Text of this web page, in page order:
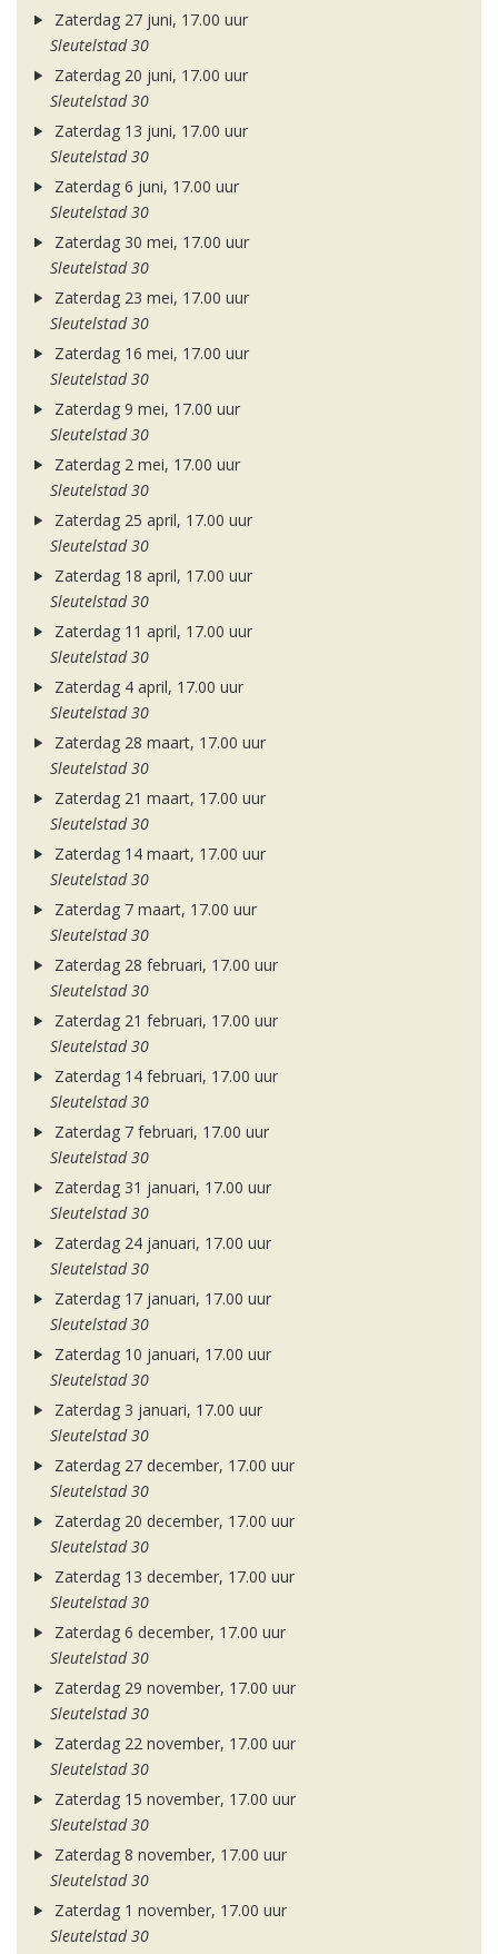
Zaterdag 27 juni, 17.00 uur
Sleutelstad 30
Zaterdag 20 juni, 17.00 uur
Sleutelstad 30
Zaterdag 13 juni, 17.00 uur
Sleutelstad 30
Zaterdag 6 juni, 17.00 uur
Sleutelstad 30
Zaterdag 30 mei, 17.00 uur
Sleutelstad 30
Zaterdag 23 mei, 17.00 uur
Sleutelstad 30
Zaterdag 16 mei, 17.00 uur
Sleutelstad 30
Zaterdag 9 mei, 17.00 uur
Sleutelstad 30
Zaterdag 2 mei, 17.00 uur
Sleutelstad 30
Zaterdag 25 april, 17.00 uur
Sleutelstad 30
Zaterdag 18 april, 17.00 uur
Sleutelstad 30
Zaterdag 11 april, 17.00 uur
Sleutelstad 30
Zaterdag 4 april, 17.00 uur
Sleutelstad 30
Zaterdag 28 maart, 17.00 uur
Sleutelstad 30
Zaterdag 21 maart, 17.00 uur
Sleutelstad 30
Zaterdag 14 maart, 17.00 uur
Sleutelstad 30
Zaterdag 7 maart, 17.00 uur
Sleutelstad 30
Zaterdag 28 februari, 17.00 uur
Sleutelstad 30
Zaterdag 21 februari, 17.00 uur
Sleutelstad 30
Zaterdag 14 februari, 17.00 uur
Sleutelstad 30
Zaterdag 7 februari, 17.00 uur
Sleutelstad 30
Zaterdag 31 januari, 17.00 uur
Sleutelstad 30
Zaterdag 24 januari, 17.00 uur
Sleutelstad 30
Zaterdag 17 januari, 17.00 uur
Sleutelstad 30
Zaterdag 10 januari, 17.00 uur
Sleutelstad 30
Zaterdag 3 januari, 17.00 uur
Sleutelstad 30
Zaterdag 27 december, 17.00 uur
Sleutelstad 30
Zaterdag 20 december, 17.00 uur
Sleutelstad 30
Zaterdag 13 december, 17.00 uur
Sleutelstad 30
Zaterdag 6 december, 17.00 uur
Sleutelstad 30
Zaterdag 29 november, 17.00 uur
Sleutelstad 30
Zaterdag 22 november, 17.00 uur
Sleutelstad 30
Zaterdag 15 november, 17.00 uur
Sleutelstad 30
Zaterdag 8 november, 17.00 uur
Sleutelstad 30
Zaterdag 1 november, 17.00 uur
Sleutelstad 30